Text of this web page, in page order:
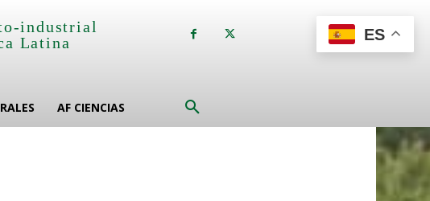
industrial
Latina
AF CIENCIAS
ES